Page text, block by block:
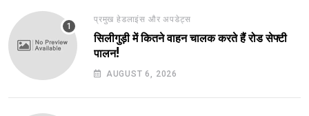
प्रमुख हेडलाइंस और अपडेट्स
सिलीगुड़ी में कितने वाहन चालक करते हैं रोड सेफ्टी
पालन!
AUGUST 6, 2026